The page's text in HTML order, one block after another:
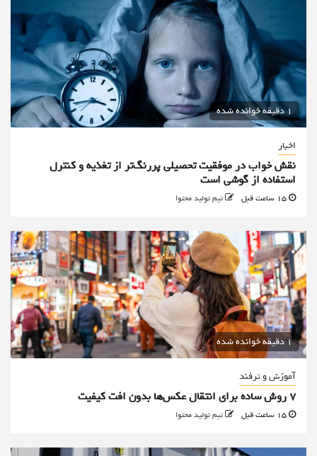
1 دقیقه خوانده شده
اخبار
نقش خواب در موفقیت تحصیلی پررنگ‌تر از تغذیه و کنترل
استفاده از گوشی است
تیم تولید محتوا
1 دقیقه خوانده شده
آموزش و ترفند
۷ روش ساده برای انتقال عکس‌ها بدون افت کیفیت
تیم تولید محتوا